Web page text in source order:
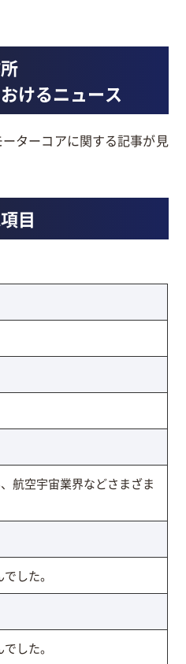
けるニュース
ターコアに関する記事が見
目
航空宇宙業界などさまざま
した。
した。